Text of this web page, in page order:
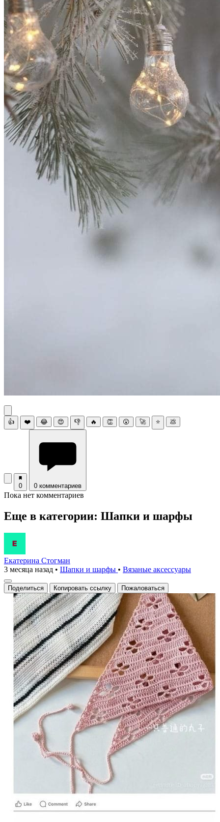
👍 ❤️ 😂 😍 👎 🔥 👏 😮 🚀 ⭐ 💩
0 0 комментариев
Пока нет комментариев
Еще в категории: Шапки и шарфы
Екатерина Стогман
3 месяца назад • Шапки и шарфы • Вязаные аксесcуары
Поделиться Копировать ссылку Пожаловаться